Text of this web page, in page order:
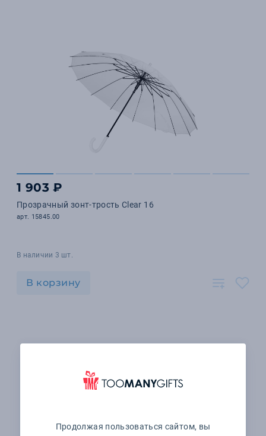
1 903 ₽
Прозрачный зонт-трость Clear 16
арт. 15845.00
В наличии 3 шт.
В корзину
Продолжая пользоваться сайтом, вы